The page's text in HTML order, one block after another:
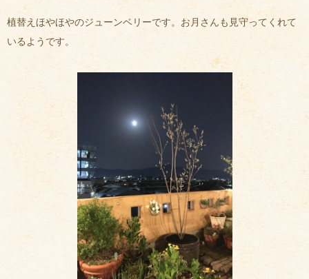
植替えほやほやのジューンベリーです。お月さんも見守ってくれて
いるようです。